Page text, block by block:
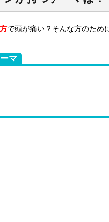
で頭が痛い？そんな方のため
マ